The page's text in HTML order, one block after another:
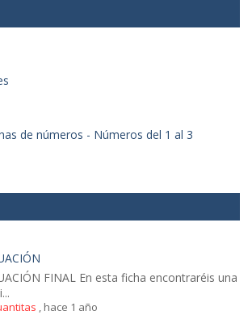
de números - Números del 1 al 3
FINAL En esta ficha encontraréis una
hace 1 año